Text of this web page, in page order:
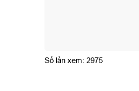
Số lần xem: 2975